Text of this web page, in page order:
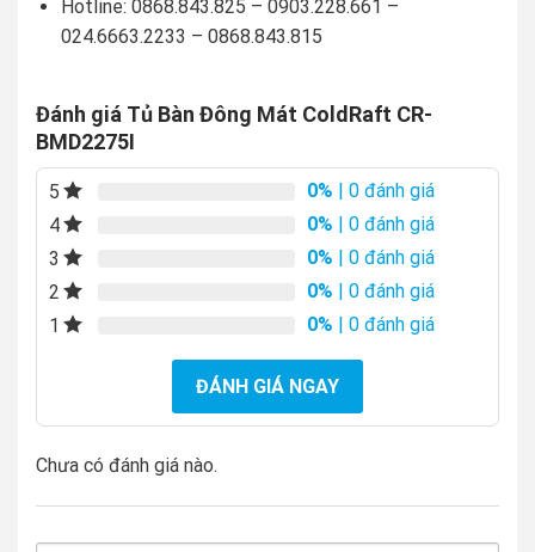
Hotline: 0868.843.825 – 0903.228.661 –
024.6663.2233 – 0868.843.815
Đánh giá Tủ Bàn Đông Mát ColdRaft CR-
BMD2275I
5 0% | 0 đánh giá
4
0% | 0 đánh giá
3
0% | 0 đánh giá
2
0% | 0 đánh giá
1
0% | 0 đánh giá
ĐÁNH GIÁ NGAY
Chưa có đánh giá nào.